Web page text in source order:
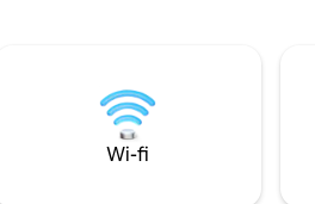
spisesteder, barer og
herunder det verdensberømte
Inn gin-emporium. Book i dag
opleve dette unikke,
Wi-fi